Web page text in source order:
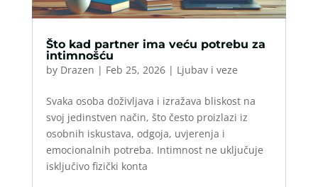
Što kad partner ima veću potrebu za
intimnošću
by Drazen | Feb 25, 2026| Ljubav i veze
Svaka osoba doživljava i izražava bliskost na
svoj jedinstven način, što često proizlazi iz
osobnih iskustava, odgoja, uvjerenja i
emocionalnih potreba. Intimnost ne uključuje
isključivo fizički konta